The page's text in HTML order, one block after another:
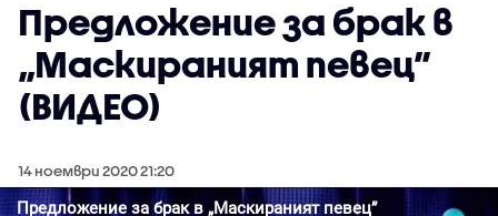
Предложение за брак в
„Маскираният певец”
(ВИДЕО)
14 ноември 2020 21:20